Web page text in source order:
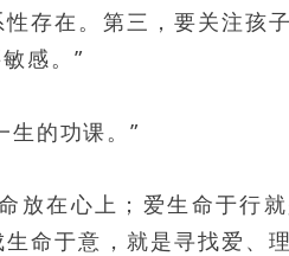
存在。第三，要关注孩
感。”
生的功课。”
放在心上；爱生命于行
命于意，就是寻找爱、